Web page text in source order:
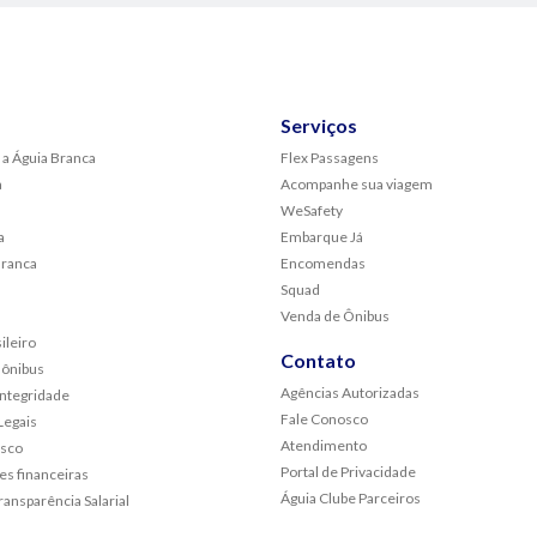
Águia Branca
financeiras
Salarial
Serviços
Flex Passagens
Acompanhe sua viagem
WeSafety
Embarque Já
Encomendas
Squad
Venda de Ônibus
Contato
Agências Autorizadas
Fale Conosco
Atendimento
Portal de Privacidade
Águia Clube Parceiros